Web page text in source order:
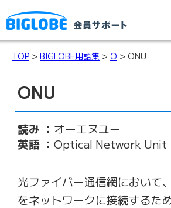
TOP > BIGLOBE用語集 > O > ONU
ONU
読み ： オーエヌユー
英語 ： Optical Network Unit
光ファイバー通信網において
をネットワークに接続するた